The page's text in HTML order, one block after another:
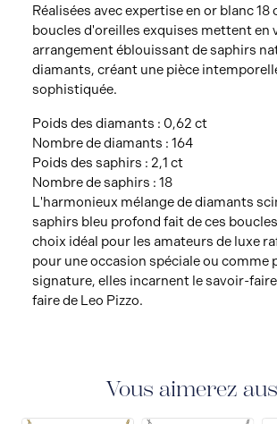
Réalisées avec expertise en or blanc 18
boucles d'oreilles exquises mettent en
arrangement éblouissant de saphirs
diamants, créant une pièce
sophistiquée.
Poids des diamants : 0,62 ct
Nombre de diamants : 164
Poids des saphirs : 2,1 ct
Nombre de saphirs : 18
L'harmonieux mélange de diamants
saphirs bleu profond fait de ces
choix idéal pour les amateurs de luxe
pour une occasion spéciale ou comme
signature, elles incarnent le savoir-
faire de Leo Pizzo.
Vous aimerez